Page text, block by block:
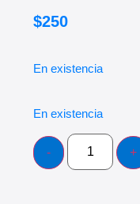
$250
En existencia
En existencia